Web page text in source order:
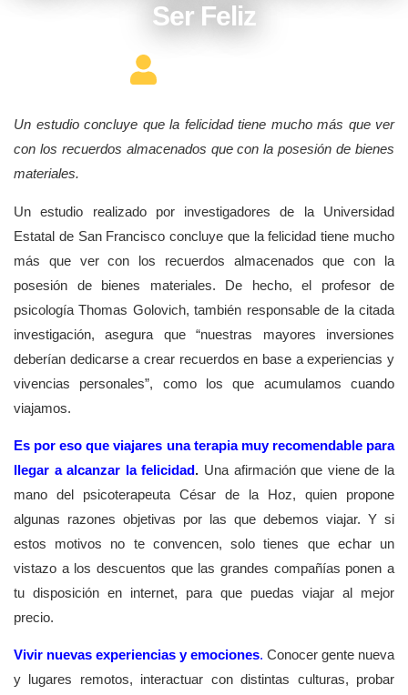
Ser Feliz
Un estudio concluye que la felicidad tiene mucho más que ver
con los recuerdos almacenados que con la posesión de bienes
materiales.
Un estudio realizado por investigadores de la Universidad
Estatal de San Francisco concluye que la felicidad tiene mucho
más que ver con los recuerdos almacenados que con la
posesión de bienes materiales. De hecho, el profesor de
psicología Thomas Golovich, también responsable de la citada
investigación, asegura que “nuestras mayores inversiones
deberían dedicarse a crear recuerdos en base a experiencias y
vivencias personales”, como los que acumulamos cuando
viajamos.
Es por eso que viajares una terapia muy recomendable para
llegar a alcanzar la felicidad. Una afirmación que viene de la
mano del psicoterapeuta César de la Hoz, quien propone
algunas razones objetivas por las que debemos viajar. Y si
estos motivos no te convencen, solo tienes que echar un
vistazo a los descuentos que las grandes compañías ponen a
tu disposición en internet, para que puedas viajar al mejor
precio.
Vivir nuevas experiencias y emociones. Conocer gente nueva
y lugares remotos, interactuar con distintas culturas, probar